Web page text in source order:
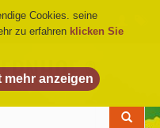
©
Cookies. seine
zu erfahren klicken Sie